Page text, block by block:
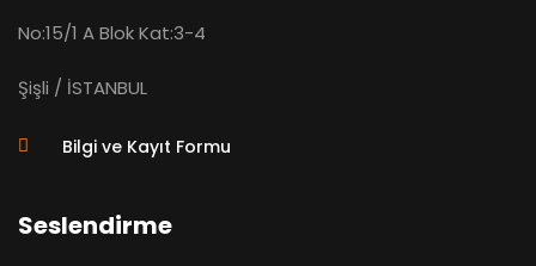
No:15/1 A Blok Kat:3-4
Şişli / İSTANBUL
Bilgi ve Kayıt Formu
Seslendirme